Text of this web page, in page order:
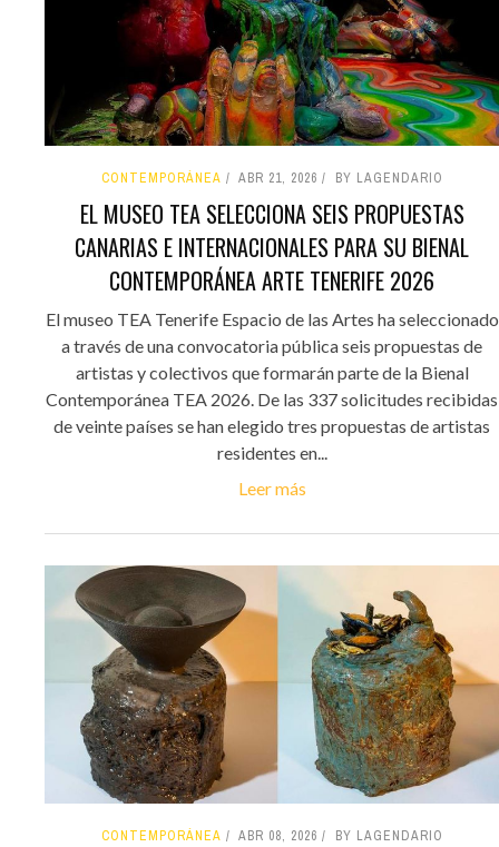
CONTEMPORÁNEA ABR 21, 2026 BY LAGENDARIO
EL MUSEO TEA SELECCIONA SEIS PROPUESTAS
CANARIAS E INTERNACIONALES PARA SU BIENAL
CONTEMPORÁNEA ARTE TENERIFE 2026
El museo TEA Tenerife Espacio de las Artes ha seleccionado
a través de una convocatoria pública seis propuestas de
artistas y colectivos que formarán parte de la Bienal
Contemporánea TEA 2026. De las 337 solicitudes recibidas
de veinte países se han elegido tres propuestas de artistas
residentes en...
Leer más
CONTEMPORÁNEA ABR 08, 2026 BY LAGENDARIO